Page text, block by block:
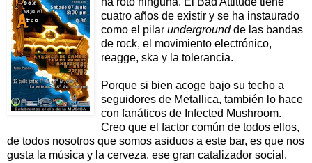
cuatro años de existir y se ha instaurado
como el pilar undergroundde las bandas
de rock, el movimiento electrónico,
reagge, ska y la tolerancia.
Porque si bien acoge bajo su techo a
seguidores de Metallica, también lo hace
con fanáticos de Infected Mushroom.
Creo que el factor común de todos ellos,
de todos nosotros que somos asiduos a este bar, es que nos
gusta la música y la cerveza, ese gran catalizador social.